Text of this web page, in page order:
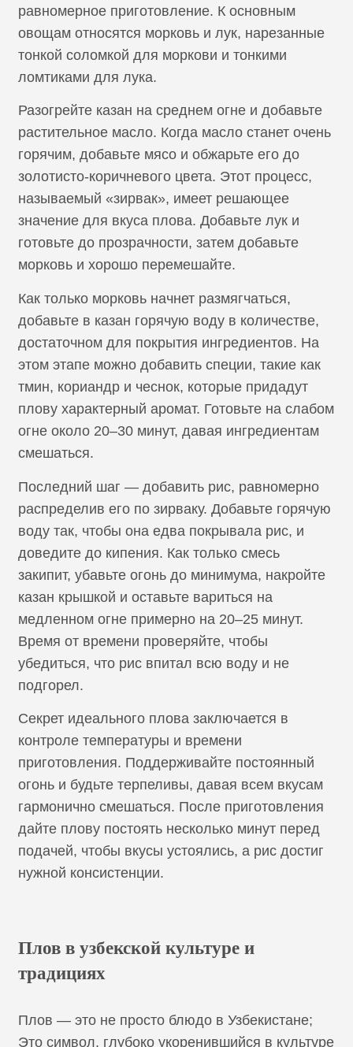
равномерное приготовление. К основным
овощам относятся морковь и лук, нарезанные
тонкой соломкой для моркови и тонкими
ломтиками для лука.
Разогрейте казан на среднем огне и добавьте
растительное масло. Когда масло станет очень
горячим, добавьте мясо и обжарьте его до
золотисто-коричневого цвета. Этот процесс,
называемый «зирвак», имеет решающее
значение для вкуса плова. Добавьте лук и
готовьте до прозрачности, затем добавьте
морковь и хорошо перемешайте.
Как только морковь начнет размягчаться,
добавьте в казан горячую воду в количестве,
достаточном для покрытия ингредиентов. На
этом этапе можно добавить специи, такие как
тмин, кориандр и чеснок, которые придадут
плову характерный аромат. Готовьте на слабом
огне около 20–30 минут, давая ингредиентам
смешаться.
Последний шаг — добавить рис, равномерно
распределив его по зирваку. Добавьте горячую
воду так, чтобы она едва покрывала рис, и
доведите до кипения. Как только смесь
закипит, убавьте огонь до минимума, накройте
казан крышкой и оставьте вариться на
медленном огне примерно на 20–25 минут.
Время от времени проверяйте, чтобы
убедиться, что рис впитал всю воду и не
подгорел.
Секрет идеального плова заключается в
контроле температуры и времени
приготовления. Поддерживайте постоянный
огонь и будьте терпеливы, давая всем вкусам
гармонично смешаться. После приготовления
дайте плову постоять несколько минут перед
подачей, чтобы вкусы устоялись, а рис достиг
нужной консистенции.
Плов в узбекской культуре и
традициях
Плов — это не просто блюдо в Узбекистане;
Это символ, глубоко укоренившийся в культуре